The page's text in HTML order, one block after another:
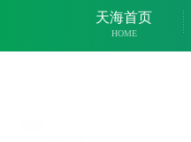
天海首页
HOME